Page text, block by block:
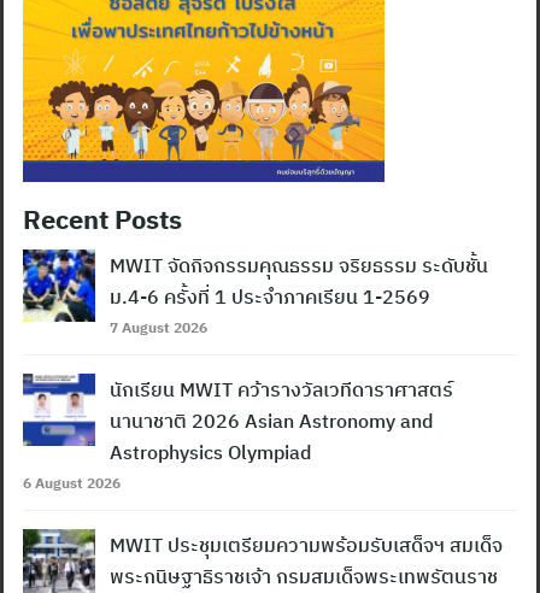
Recent Posts
MWIT จัดกิจกรรมคุณธรรม จริยธรรม ระดับชั้น
ม.4-6 ครั้งที่ 1 ประจำภาคเรียน 1-2569
7 August 2026
นักเรียน MWIT คว้ารางวัลเวทีดาราศาสตร์
นานาชาติ 2026 Asian Astronomy and
Astrophysics Olympiad
6 August 2026
MWIT ประชุมเตรียมความพร้อมรับเสด็จฯ สมเด็จ
พระกนิษฐาธิราชเจ้า กรมสมเด็จพระเทพรัตนราช